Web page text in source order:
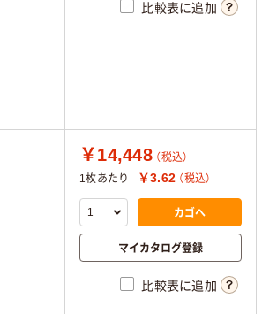
比較表に追加
￥14,448 （税込）
1枚あたり
￥3.62 （税込）
カゴへ
マイカタログ登録
比較表に追加